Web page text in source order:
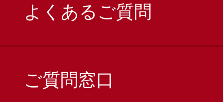
よくあるご質問
ご質問窓口